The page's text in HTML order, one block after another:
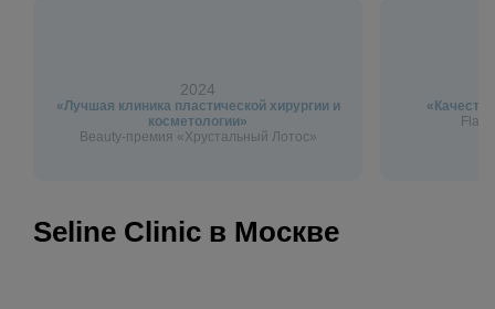
2024
«Лучшая клиника пластической хирургии и
косметологии»
Beauty-премия «Хрустальный Лотос»
Seline Clinic в Москве